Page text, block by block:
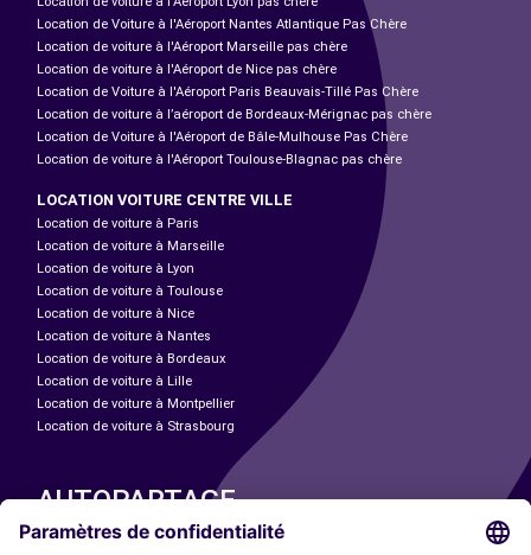
Location de Voiture à l'Aéroport Nantes Atlantique Pas Chère
Location de voiture à l'Aéroport Marseille pas chère
Location de voiture à l'Aéroport de Nice pas chère
Location de Voiture à l'Aéroport Paris Beauvais-Tillé Pas Chère
Location de voiture à l’aéroport de Bordeaux-Mérignac pas chère
Location de Voiture à l'Aéroport de Bâle-Mulhouse Pas Chère
Location de voiture à l'Aéroport Toulouse-Blagnac pas chère
LOCATION VOITURE CENTRE VILLE
Location de voiture à Paris
Location de voiture à Marseille
Location de voiture à Lyon
Location de voiture à Toulouse
Location de voiture à Nice
Location de voiture à Nantes
Location de voiture à Bordeaux
Location de voiture à Lille
Location de voiture à Montpellier
Location de voiture à Strasbourg
AUTOPARTAGE